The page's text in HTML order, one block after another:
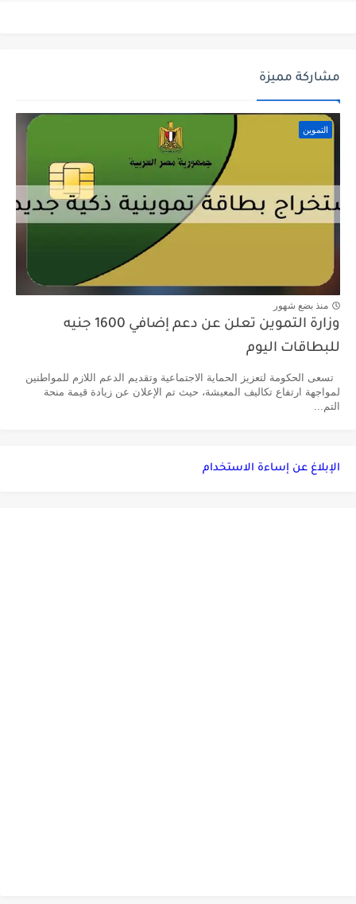
مشاركة مميزة
التموين
منذ بضع شهور
وزارة التموين تعلن عن دعم إضافي 1600 جنيه
للبطاقات اليوم
تسعى الحكومة لتعزيز الحماية الاجتماعية وتقديم الدعم اللازم للمواطنين
لمواجهة ارتفاع تكاليف المعيشة، حيث تم الإعلان عن زيادة قيمة منحة
التم...
الإبلاغ عن إساءة الاستخدام